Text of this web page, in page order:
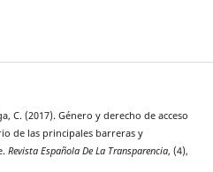
C. (2017). Género y derecho de acceso
de las principales barreras y
Revista Española De La Transparencia, (4),